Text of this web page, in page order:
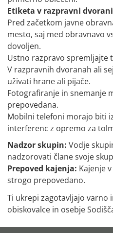
Etiketa v razpravni
Pred začetkom javne
mesto, saj med obravnavo
dovoljen.
Ustno razpravo spremljajte
V razpravnih dvoranah ali
uživati hrane ali pijače.
Fotografiranje in snemanje
prepovedana.
Mobilni telefoni morajo biti
interferenc z opremo za
Nadzor skupin: Vodje
nadzorovati člane svoje
Prepoved kajenja: Kajenje
strogo prepovedano.
Ti ukrepi zagotavljajo varno
obiskovalce in osebje